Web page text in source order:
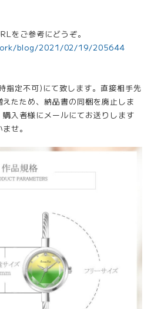
をご参考にどうぞ。
blog/2021/02/19/205644
指定不可)にて致します。直接相手先
たため、納品書の同梱を廃止しま
入者様にメールにてお送りします
せ。